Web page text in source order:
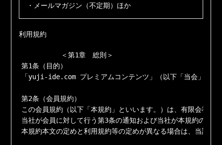
・メールマガジン（不定期）ほか
利用規約
          ＜第1章　総則＞
第1条（目的）
「yuji-ide.com プレミアムコンテンツ」（以下「当会」とい
第2条（会員規約）
この会員規約（以下「本規約」といいます。）は、有限会社
当社が会員に対して行う第3条の通知および当社が本規約の他
本規約本文の定めと利用規約等の定めが異なる場合は、当該利